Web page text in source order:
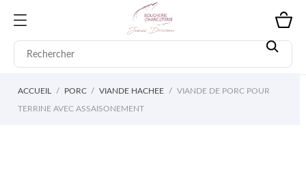
ACCUEIL PORC VIANDE HACHEE VIANDE DE PORC POUR
TERRINE AVEC ASSAISONEMENT